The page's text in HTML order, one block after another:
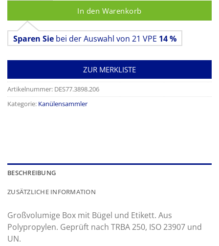
In den Warenkorb
Sparen Sie bei der Auswahl von 21 VPE 14 %
ZUR MERKLISTE
Artikelnummer: DES77.3898.206
Kategorie: Kanülensammler
BESCHREIBUNG
ZUSÄTZLICHE INFORMATION
Großvolumige Box mit Bügel und Etikett. Aus
Polypropylen. Geprüft nach TRBA 250, ISO 23907 und
UN.